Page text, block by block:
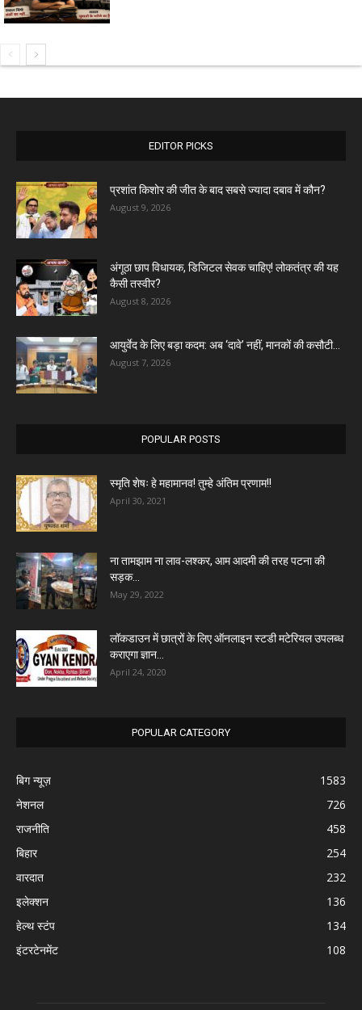
EDITOR PICKS
प्रशांत किशोर की जीत के बाद सबसे ज्यादा दबाव में कौन?
August 9, 2026
अंगूठा छाप विधायक, डिजिटल सेवक चाहिए! लोकतंत्र की यह
कैसी तस्वीर?
August 8, 2026
आयुर्वेद के लिए बड़ा कदम: अब ‘दावे’ नहीं, मानकों की कसौटी...
August 7, 2026
POPULAR POSTS
स्मृति शेषः हे महामानव! तुम्हे अंतिम प्रणाम!!
April 30, 2021
ना तामझाम ना लाव-लश्कर, आम आदमी की तरह पटना की
सड़क...
May 29, 2022
लॉकडाउन में छात्रों के लिए ऑनलाइन स्टडी मटेरियल उपलब्ध
कराएगा ज्ञान...
April 24, 2020
POPULAR CATEGORY
बिग न्यूज़
1583
नेशनल
726
राजनीति
458
बिहार
254
वारदात
232
इलेक्शन
136
हेल्थ स्टंप
134
इंटरटेनमेंट
108